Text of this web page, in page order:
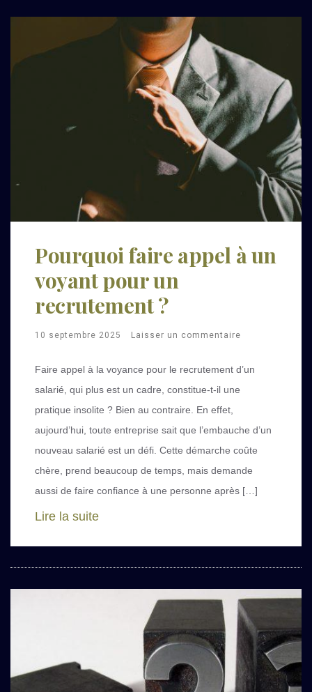
Pourquoi faire appel à un
voyant pour un
recrutement ?
10 septembre 2025 Laisser un commentaire
Faire appel à la voyance pour le recrutement d’un
salarié, qui plus est un cadre, constitue-t-il une
pratique insolite ? Bien au contraire. En effet,
aujourd’hui, toute entreprise sait que l’embauche d’un
nouveau salarié est un défi. Cette démarche coûte
chère, prend beaucoup de temps, mais demande
aussi de faire confiance à une personne après […]
Lire la suite